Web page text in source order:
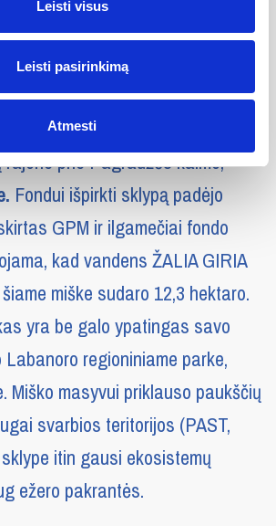
Leisti visus
Leisti pasirinkimą
Atmesti
Bendrijos svarbos buveinė –
unikali Lietuvai. ŽALIA GIRIA
ha šio miško išpirkimo.
Pagraužės miško masyvas
prie Pagraužės kaimo,
Fondui išpirkti sklypą padėjo
GPM ir ilgamečiai fondo
kad vandens ŽALIA GIRIA
miške sudaro 12,3 hektaro.
yra be galo ypatingas savo
regioniniame parke,
Miško masyvui priklauso paukščių
svarbios teritorijos (PAST,
itin gausi ekosistemų
ežero pakrantės.